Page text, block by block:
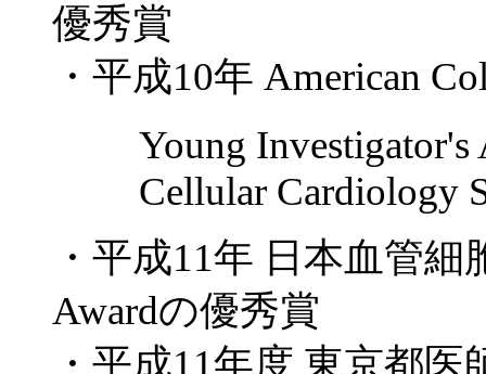
優秀賞
・平成10年 American
Young
Cellular Cardiology
・平成11年 日本血管細
Awardの優秀賞
・平成11年度 東京都医